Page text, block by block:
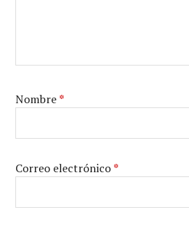
Nombre*
Correo electrónico*